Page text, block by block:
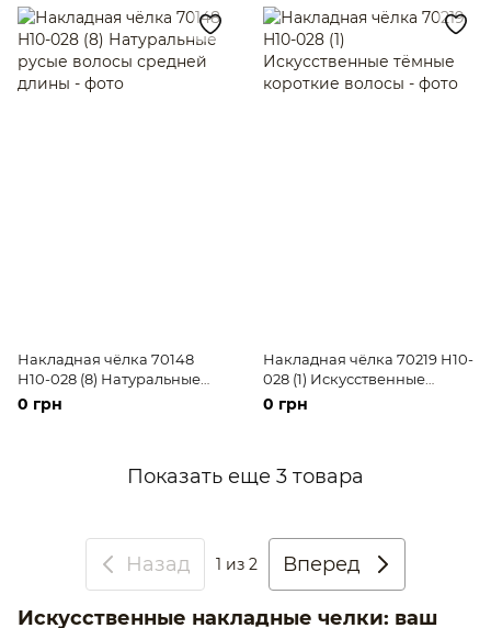
Накладная чёлка 70148
H10-028 (8) Натуральные
русые волосы средней
длины
0 грн
Накладная чёлка 70219 H10-
028 (1) Искусственные
тёмные короткие волосы
0 грн
Показать еще 3 товара
Назад 1 из 2 Вперед
Искусственные накладные челки: ваш